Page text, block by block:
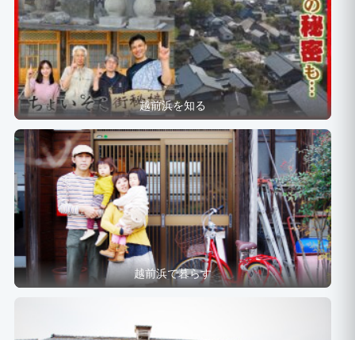
越前浜を知る
越前浜で暮らす